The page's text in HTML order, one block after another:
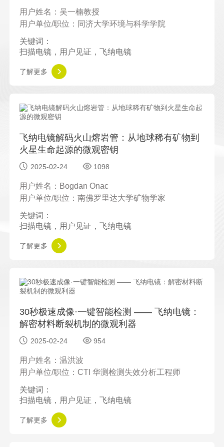
用户姓名：吴一楠教授
用户单位/职位：同济大学环境与科学学院
关键词：
扫描电镜，用户见证，飞纳电镜
了解更多
飞纳电镜解码火山熔岩管：从地球稀有矿物到
火星生命起源的微观密钥
2025-02-24 1098
用户姓名：Bogdan Onac
用户单位/职位：南佛罗里达大学矿物学家
关键词：
扫描电镜，用户见证，飞纳电镜
了解更多
30秒极速成像·一键智能检测 —— 飞纳电镜：
解密材料断裂机制的微观利器
2025-02-24 954
用户姓名：温洪波
用户单位/职位：CTI 华测检测失效分析工程师
关键词：
扫描电镜，用户见证，飞纳电镜
了解更多